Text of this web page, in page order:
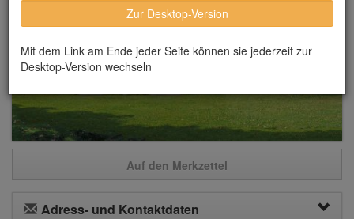
Zur Desktop-Version
Mit dem Link am Ende jeder Seite können sie jederzeit zur
Desktop-Version wechseln
Auf den Merkzettel
Adress- und Kontaktdaten